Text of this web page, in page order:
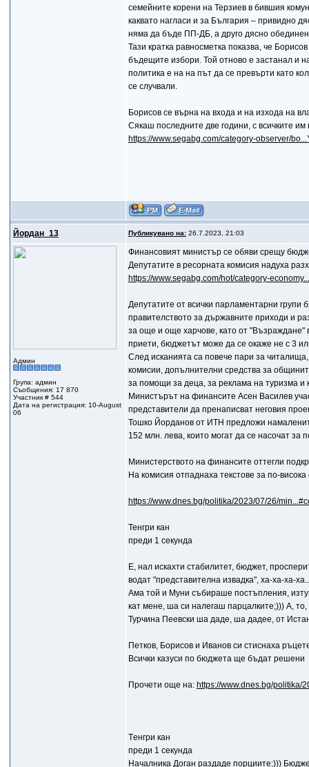
семейните корени на Терзиев в бившия
каквато нагласи и за България – привидно
няма да бъде ПП-ДБ, а друго дясно
Тази кратка равносметка показва, че
бъдещите избори. Той отново е застанал и
политика е на на път да се превърти като
се случвали.
Борисов се върна на входа и на изхода на
Сякаш последните две години, с всичките
https://www.segabg.com/category-observer/
Йордан_13 Публикувано на:26.7.2023, 21:03
Админ
Група: админ
Съобщения: 17 870
Участник # 544
Дата на регистрация: 10-August
06
Финансовият министър се обяви срещу
Депутатите в ресорната комисия надуха
https://www.segabg.com/hot/category-
Депутатите от всички парламентарни
правителството за държавните приходи и
за още и още харчове, като от "Възраждане"
приети, бюджетът може да се окаже не с 3
След исканията са повече пари за
комисии, допълнителни средства за
за помощи за деца, за реклама на туризма и
Министърът на финансите Асен Василев
представители да пренаписват неговия
Тошко Йорданов от ИТН предложи
152 млн. лева, които могат да се насочат
Министерството на финансите оттегли
На комисия отпаднаха текстове за по-
https://www.dnes.bg/politika/2023/07/26/
Тенгри кан
преди 1 секунда
Е, нал искахти стабилитет, бюджет,
водат "представителна извадка", ха-ха-ха-
Ама той и Муни събираше постъпления,
кат мене, ша си налегаш парцалките;))) А,
Турчина Пеевски ша даде, ша дадее, от
Петков, Борисов и Иванов си стиснаха
Всички казуси по бюджета ще бъдат решени
Прочети още на: https://www.dnes.bg/politika/
Tенгри кан
преди 1 секунда
Началника Доган раздаде порциите;)))